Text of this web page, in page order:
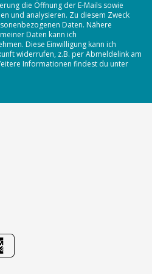
die Öffnung der E-Mails sowie
und analysieren. Zu diesem Zweck
Daten. Nähere
Daten kann ich
Diese Einwilligung kann ich
widerrufen, z.B. per Abmeldelink am
Informationen findest du unter